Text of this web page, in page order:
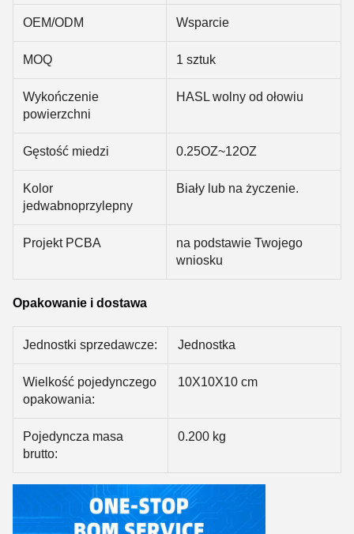
OEM/ODM Wsparcie
MOQ 1 sztuk
Wykończenie
powierzchni
HASL wolny od ołowiu
Gęstość miedzi 0.25OZ~12OZ
Kolor
jedwabnoprzylepny
Biały lub na życzenie.
Projekt PCBA
na podstawie Twojego
wniosku
Opakowanie i dostawa
Jednostki sprzedawcze: Jednostka
Wielkość pojedynczego
opakowania:
10X10X10 cm
Pojedyncza masa
brutto:
0.200 kg